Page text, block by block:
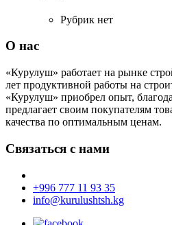
Рубрик нет
О нас
«Курулуш» работает на рынке
лет продуктивной работы на
«Курулуш» приобрел опыт,
предлагает своим покупателям
качества по оптимальным ценам.
Связаться с нами
+996 777 11 93 35
info@kurulushtsh.kg